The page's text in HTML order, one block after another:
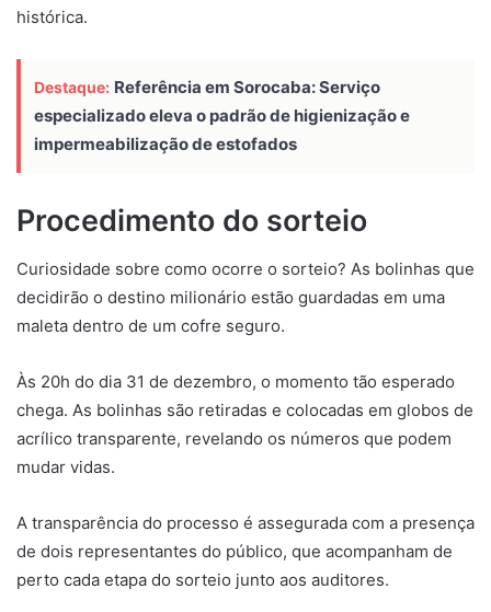
histórica.
Destaque: Referência em Sorocaba: Serviço
especializado eleva o padrão de higienização e
impermeabilização de estofados
Procedimento do sorteio
Curiosidade sobre como ocorre o sorteio? As bolinhas que
decidirão o destino milionário estão guardadas em uma
maleta dentro de um cofre seguro.
Às 20h do dia 31 de dezembro, o momento tão esperado
chega. As bolinhas são retiradas e colocadas em globos de
acrílico transparente, revelando os números que podem
mudar vidas.
A transparência do processo é assegurada com a presença
de dois representantes do público, que acompanham de
perto cada etapa do sorteio junto aos auditores.